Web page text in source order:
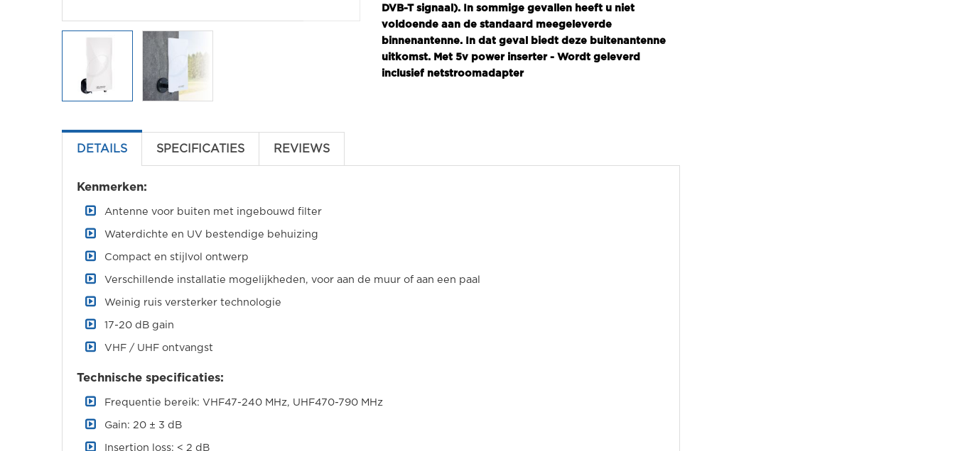
DVB-T signaal). In sommige gevallen heeft u niet
voldoende aan de standaard meegeleverde
binnenantenne. In dat geval biedt deze buitenantenne
uitkomst. Met 5v power inserter - Wordt geleverd
inclusief netstroomadapter
DETAILS SPECIFICATIES REVIEWS
Kenmerken:
Antenne voor buiten met ingebouwd filter
Waterdichte en UV bestendige behuizing
Compact en stijlvol ontwerp
Verschillende installatie mogelijkheden, voor aan de muur of aan een paal
Weinig ruis versterker technologie
17-20 dB gain
VHF / UHF ontvangst
Technische specificaties:
Frequentie bereik: VHF47-240 MHz, UHF470-790 MHz
Gain: 20 ± 3 dB
Insertion loss: < 2 dB